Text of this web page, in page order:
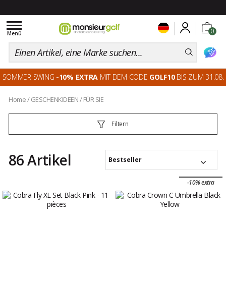
0
Toggle
navigation
Menü
SOMMER SWING -10% EXTRA MIT DEM CODE GOLF10BIS ZUM 31.08.
Home/ GESCHENKIDEEN/FÜR SIE
Filtern
86 Artikel Bestseller
-10% extra